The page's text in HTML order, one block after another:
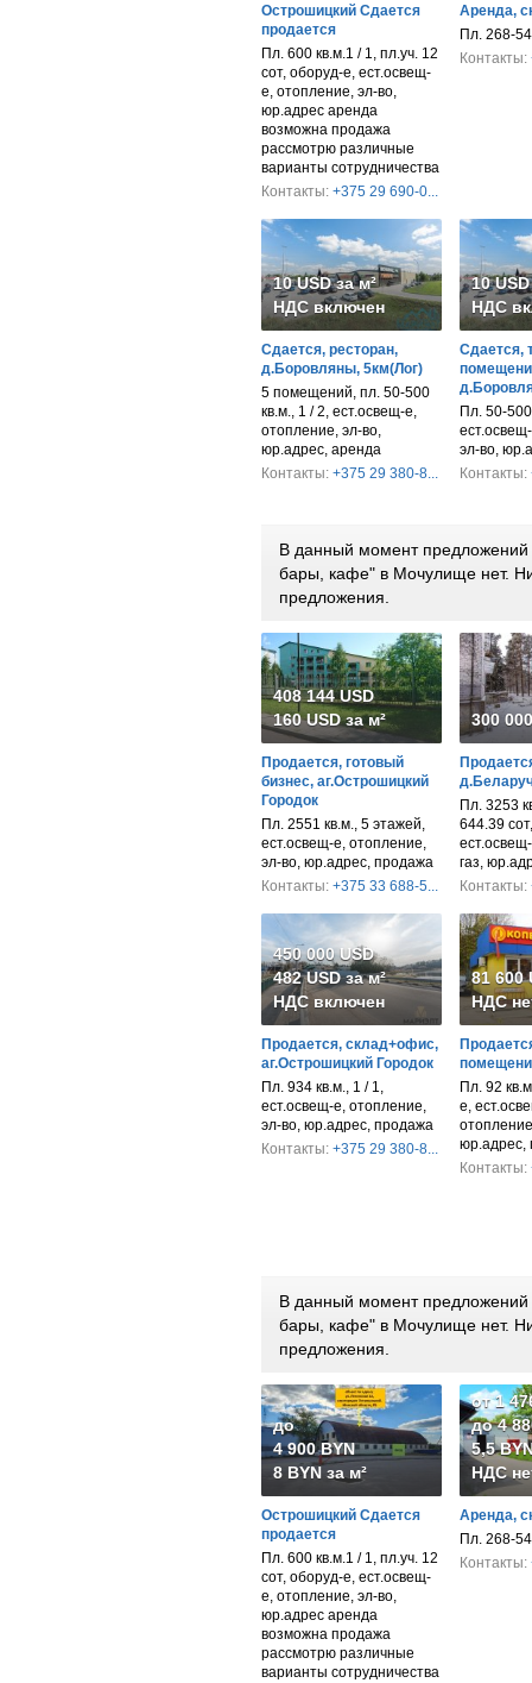
Острошицкий Сдается
продается
Пл. 600 кв.м.1 / 1, пл.уч. 12
сот, оборуд-е, ест.освещ-
е, отопление, эл-во,
юр.адрес аренда
возможна продажа
рассмотрю различные
варианты сотрудничества
Контакты: +375 29 690-0...
Аренда,
Пл. 268-
Контакты:
10 USD за м²
НДС включен
Сдается, ресторан,
д.Боровляны, 5км(Лог)
5 помещений, пл. 50-500
кв.м., 1 / 2, ест.освещ-е,
отопление, эл-во,
юр.адрес, аренда
Контакты: +375 29 380-8...
10
НДС
Сдается,
Пл. 50-
эл-во,
Контакты:
В данный момент
бары, кафе" в Мочулище нет.
предложения.
408 144 USD
160 USD за м²
Продается, готовый
бизнес, аг.Острошицкий
Городок
Пл. 2551 кв.м., 5 этажей,
ест.освещ-е, отопление,
эл-во, юр.адрес, продажа
Контакты: +375 33 688-5...
300
Пл. 3253
644.39
газ,
Контакты:
450 000 USD
482 USD за м²
НДС включен
Продается, склад+офис,
аг.Острошицкий Городок
Пл. 934 кв.м., 1 / 1,
ест.освещ-е, отопление,
эл-во, юр.адрес, продажа
Контакты: +375 29 380-8...
81 600
НДС
Пл. 92
е,
юр.адрес,
Контакты:
В данный момент
бары, кафе" в Мочулище нет.
предложения.
до
4 900 BYN
8 BYN за м²
Острошицкий Сдается
продается
Пл. 600 кв.м.1 / 1, пл.уч. 12
сот, оборуд-е, ест.освещ-
е, отопление, эл-во,
юр.адрес аренда
возможна продажа
рассмотрю различные
варианты сотрудничества
от 1
до 4
5,5
НДС
Аренда,
Пл. 268-
Контакты: